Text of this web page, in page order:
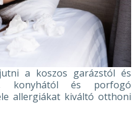
a koszos garázstól és
konyhától és porfogó
allergiákat kiváltó otthoni